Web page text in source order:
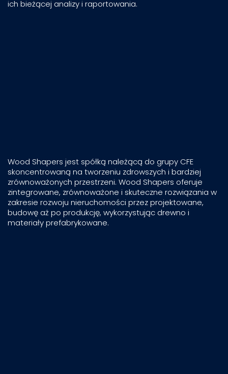
ich bieżącej analizy i raportowania.
Wood Shapers jest spółką należącą do grupy CFE
skoncentrowaną na tworzeniu zdrowszych i bardziej
zrównoważonych przestrzeni. Wood Shapers oferuje
zintegrowane, zrównoważone i skuteczne rozwiązania w
zakresie rozwoju nieruchomości przez projektowane,
budowę aż po produkcję, wykorzystując drewno i
materiały prefabrykowane.